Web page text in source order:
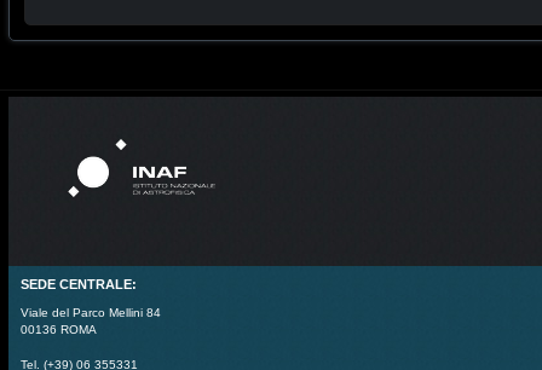
SEDE CENTRALE:
Viale del Parco Mellini 84
00136 ROMA
Tel. (+39) 06 355331